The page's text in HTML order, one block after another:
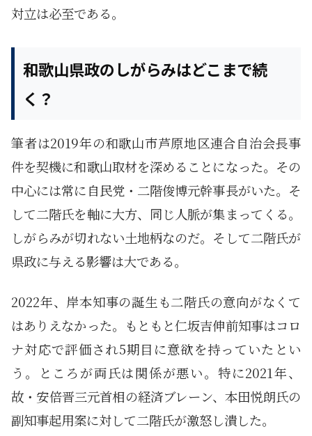
対立は必至である。
和歌山県政のしがらみはどこまで続
く？
筆者は2019年の和歌山市芦原地区連合自治会長事
件を契機に和歌山取材を深めることになった。その
中心には常に自民党・二階俊博元幹事長がいた。そ
して二階氏を軸に大方、同じ人脈が集まってくる。
しがらみが切れない土地柄なのだ。そして二階氏が
県政に与える影響は大である。
2022年、岸本知事の誕生も二階氏の意向がなくて
はありえなかった。もともと仁坂吉伸前知事はコロ
ナ対応で評価され5期目に意欲を持っていたとい
う。ところが両氏は関係が悪い。特に2021年、
故・安倍晋三元首相の経済ブレーン、本田悦朗氏の
副知事起用案に対して二階氏が激怒し潰した。